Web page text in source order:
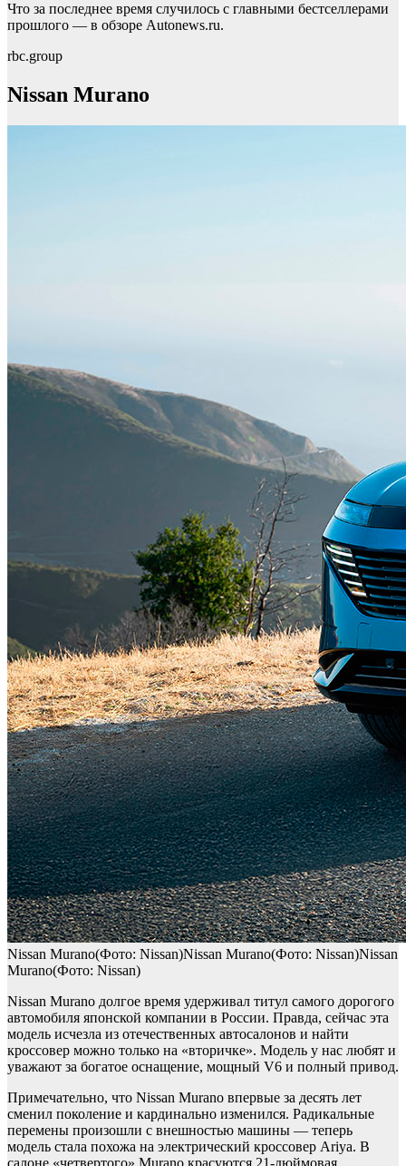
Что за последнее время случилось с главными бестселлерами
прошлого — в обзоре Autonews.ru.
rbc.group
Nissan Murano
Nissan Murano(Фото: Nissan)Nissan Murano(Фото: Nissan)Nissan
Murano(Фото: Nissan)
Nissan Murano долгое время удерживал титул самого дорогого
автомобиля японской компании в России. Правда, сейчас эта
модель исчезла из отечественных автосалонов и найти
кроссовер можно только на «вторичке». Модель у нас любят и
уважают за богатое оснащение, мощный V6 и полный привод.
Примечательно, что Nissan Murano впервые за десять лет
сменил поколение и кардинально изменился. Радикальные
перемены произошли с внешностью машины — теперь
модель стала похожа на электрический кроссовер Ariya. В